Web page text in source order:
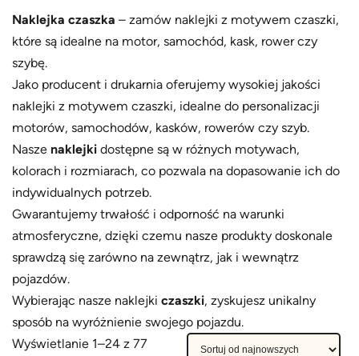
Naklejka czaszka – zamów naklejki z motywem czaszki,
które są idealne na motor, samochód, kask, rower czy
szybę.
Jako producent i drukarnia oferujemy wysokiej jakości
naklejki z motywem czaszki, idealne do personalizacji
motorów, samochodów, kasków, rowerów czy szyb.
Nasze naklejki dostępne są w różnych motywach,
kolorach i rozmiarach, co pozwala na dopasowanie ich do
indywidualnych potrzeb.
Gwarantujemy trwałość i odporność na warunki
atmosferyczne, dzięki czemu nasze produkty doskonale
sprawdzą się zarówno na zewnątrz, jak i wewnątrz
pojazdów.
Wybierając nasze naklejkiczaszki, zyskujesz unikalny
sposób na wyróżnienie swojego pojazdu.
Wyświetlanie 1–24 z 77